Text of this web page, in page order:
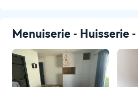
Menuiserie - Huisserie